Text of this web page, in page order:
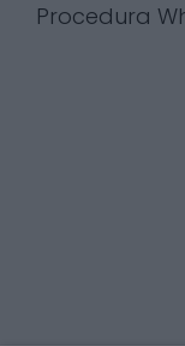
Procedura